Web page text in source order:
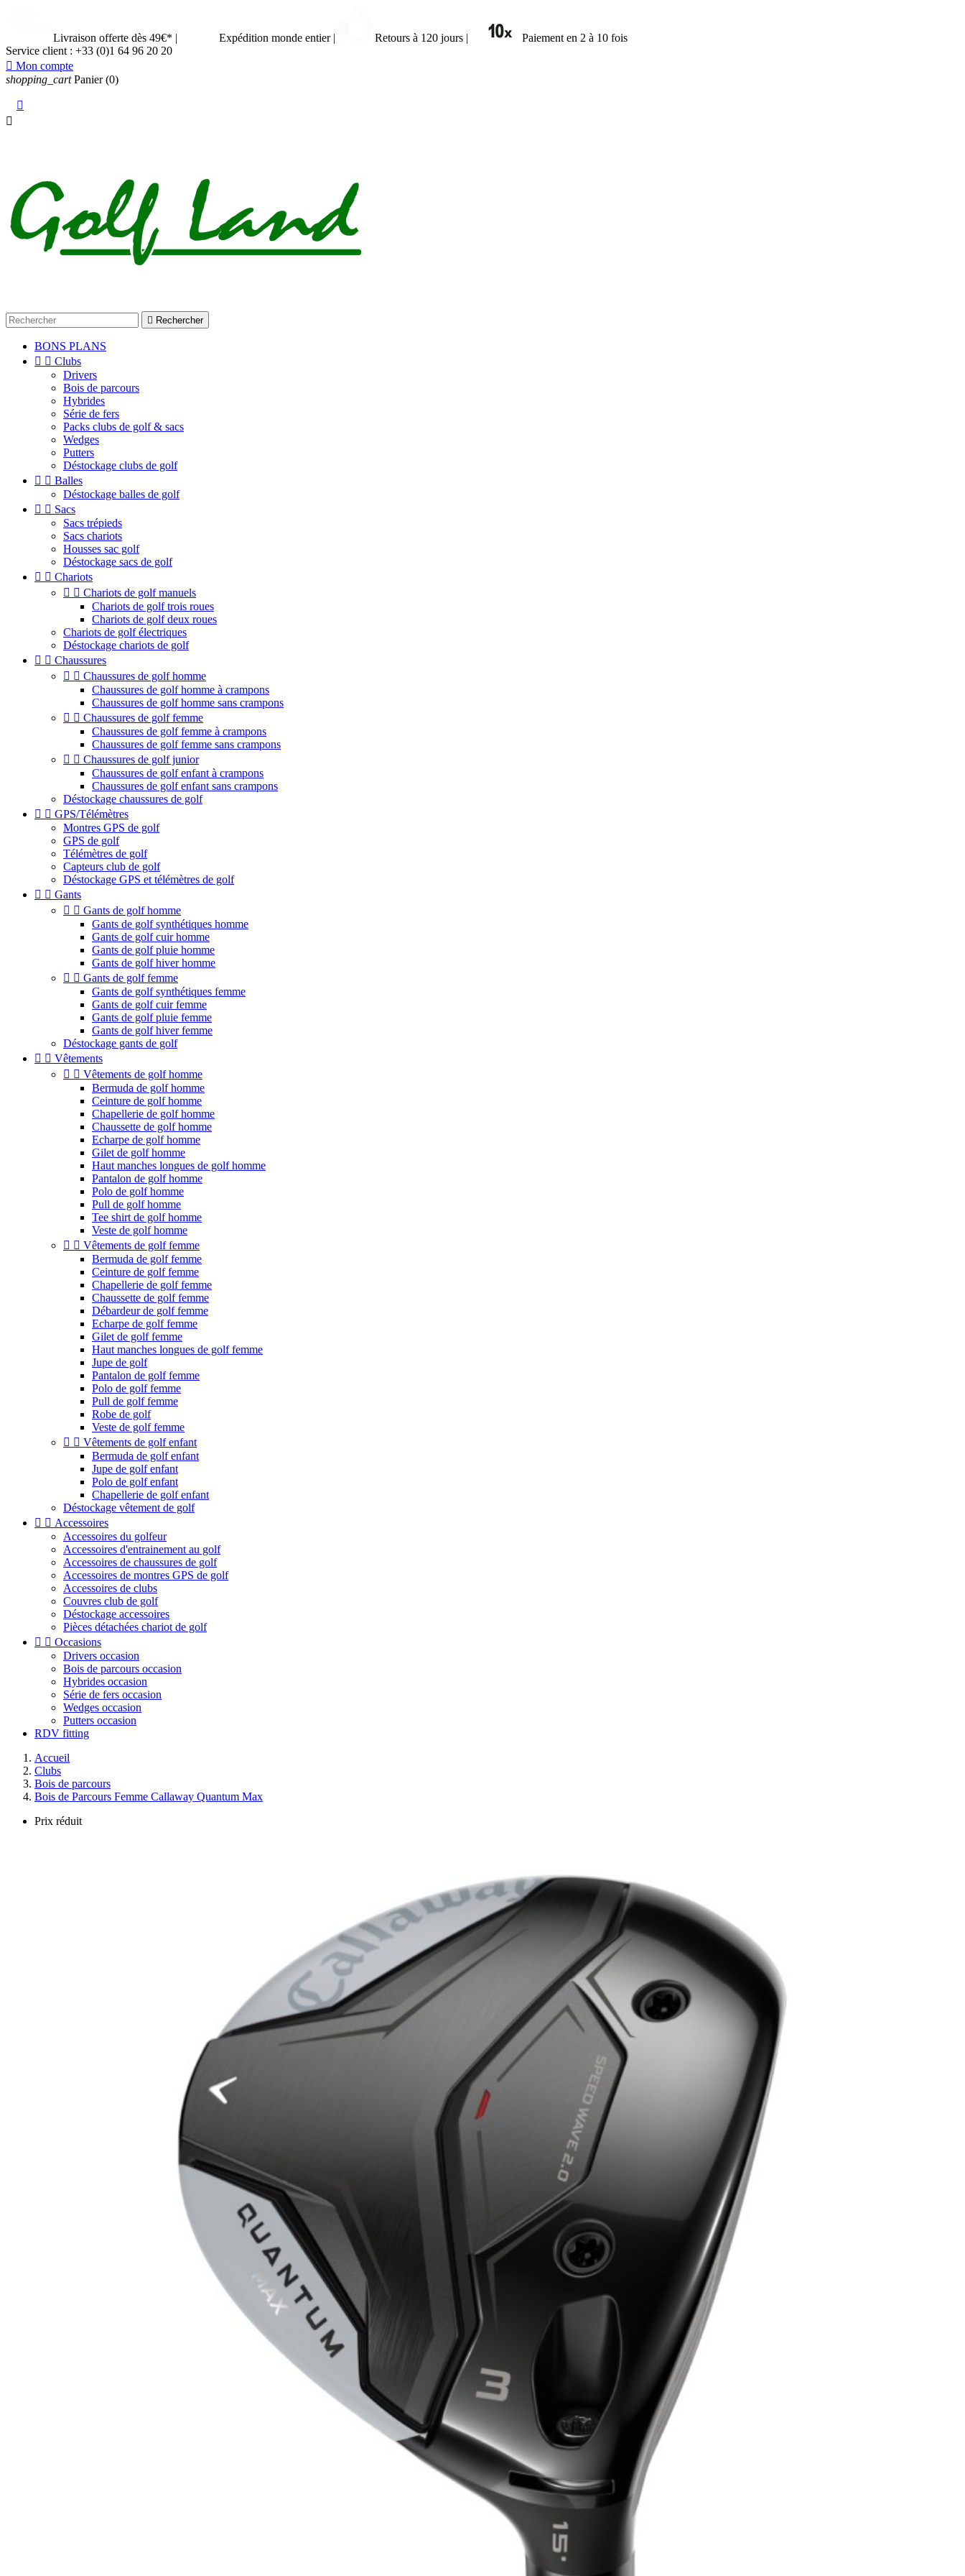
Livraison offerte dès 49€* | Expédition monde entier | Retours à 120 jours |
Paiement en 2 à 10 fois
Service client : +33 (0)1 64 96 20 20
 Mon compte
shopping_cart Panier (0)


 Rechercher
BONS PLANS
  Clubs
Drivers
Bois de parcours
Hybrides
Série de fers
Packs clubs de golf & sacs
Wedges
Putters
Déstockage clubs de golf
  Balles
Déstockage balles de golf
  Sacs
Sacs trépieds
Sacs chariots
Housses sac golf
Déstockage sacs de golf
  Chariots
  Chariots de golf manuels
Chariots de golf trois roues
Chariots de golf deux roues
Chariots de golf électriques
Déstockage chariots de golf
  Chaussures
  Chaussures de golf homme
Chaussures de golf homme à crampons
Chaussures de golf homme sans crampons
  Chaussures de golf femme
Chaussures de golf femme à crampons
Chaussures de golf femme sans crampons
  Chaussures de golf junior
Chaussures de golf enfant à crampons
Chaussures de golf enfant sans crampons
Déstockage chaussures de golf
  GPS/Télémètres
Montres GPS de golf
GPS de golf
Télémètres de golf
Capteurs club de golf
Déstockage GPS et télémètres de golf
  Gants
  Gants de golf homme
Gants de golf synthétiques homme
Gants de golf cuir homme
Gants de golf pluie homme
Gants de golf hiver homme
  Gants de golf femme
Gants de golf synthétiques femme
Gants de golf cuir femme
Gants de golf pluie femme
Gants de golf hiver femme
Déstockage gants de golf
  Vêtements
  Vêtements de golf homme
Bermuda de golf homme
Ceinture de golf homme
Chapellerie de golf homme
Chaussette de golf homme
Echarpe de golf homme
Gilet de golf homme
Haut manches longues de golf homme
Pantalon de golf homme
Polo de golf homme
Pull de golf homme
Tee shirt de golf homme
Veste de golf homme
  Vêtements de golf femme
Bermuda de golf femme
Ceinture de golf femme
Chapellerie de golf femme
Chaussette de golf femme
Débardeur de golf femme
Echarpe de golf femme
Gilet de golf femme
Haut manches longues de golf femme
Jupe de golf
Pantalon de golf femme
Polo de golf femme
Pull de golf femme
Robe de golf
Veste de golf femme
  Vêtements de golf enfant
Bermuda de golf enfant
Jupe de golf enfant
Polo de golf enfant
Chapellerie de golf enfant
Déstockage vêtement de golf
  Accessoires
Accessoires du golfeur
Accessoires d'entrainement au golf
Accessoires de chaussures de golf
Accessoires de montres GPS de golf
Accessoires de clubs
Couvres club de golf
Déstockage accessoires
Pièces détachées chariot de golf
  Occasions
Drivers occasion
Bois de parcours occasion
Hybrides occasion
Série de fers occasion
Wedges occasion
Putters occasion
RDV fitting
Accueil
Clubs
Bois de parcours
Bois de Parcours Femme Callaway Quantum Max
Prix réduit